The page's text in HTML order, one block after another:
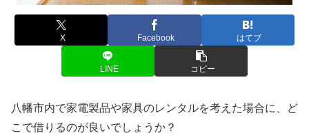
X Facebook はてブ
LINE コピー
八幡市内で家電製品や家具のレンタルを考えた場合に、ど
こで借りるのが良いでしょうか？